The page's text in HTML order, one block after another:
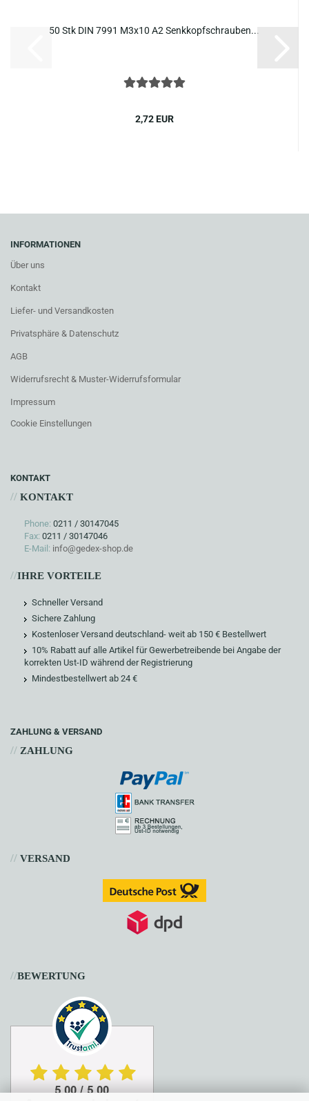
50 Stk DIN 7991 M3x10 A2 Senk­kopf­schrau­ben...
2,72 EUR
INFORMATIONEN
Über uns
Kontakt
Liefer- und Versandkosten
Privatsphäre & Datenschutz
AGB
Widerrufsrecht & Muster-Widerrufsformular
Impressum
Cookie Einstellungen
KONTAKT
// KONTAKT
Phone: 0211 / 30147045
Fax: 0211 / 30147046
E-Mail: info@gedex-shop.de
//IHRE VORTEILE
Schneller Versand
Sichere Zahlung
Kostenloser Versand deutschland- weit ab 150 € Bestellwert
10% Rabatt auf alle Artikel für Gewerbetreibende bei Angabe der
korrekten Ust-ID während der Registrierung
Mindestbestellwert ab 24 €
ZAHLUNG & VERSAND
// ZAHLUNG
// VERSAND
//BEWERTUNG